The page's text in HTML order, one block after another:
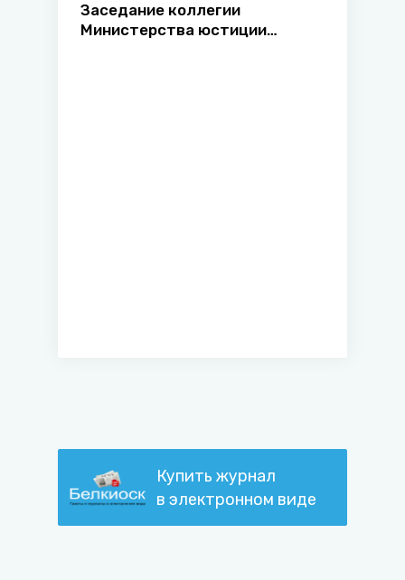
Заседание коллегии
Министерства юстиции
Купить журнал
в электронном виде